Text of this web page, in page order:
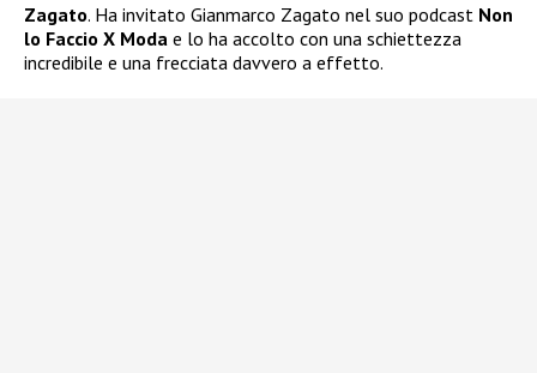
Zagato. Ha invitato Gianmarco Zagato nel suo podcast Non
lo Faccio X Moda e lo ha accolto con una schiettezza
incredibile e una frecciata davvero a effetto.